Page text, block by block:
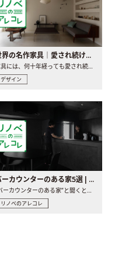
世界の名作家具｜愛され続ける理由と一生モノとの出会い方
デザイン
バーカウンターのある家5選 | 日常に馴染む“距離の近い”キッチンとは
“バーカウンターのある家”と聞くと、少し特別な、大人のための..
リノベのアレコレ